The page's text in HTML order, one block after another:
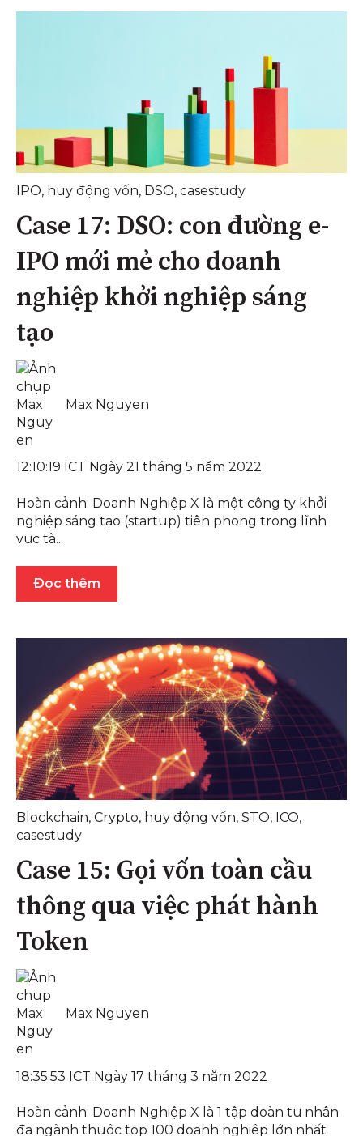
IPO, huy động vốn, DSO, casestudy
Case 17: DSO: con đường e-
IPO mới mẻ cho doanh
nghiệp khởi nghiệp sáng
tạo
Max Nguyen
12:10:19 ICT Ngày 21 tháng 5 năm 2022
Hoàn cảnh: Doanh Nghiệp X là một công ty khởi
nghiệp sáng tạo (startup) tiên phong trong lĩnh
vực tà...
Đọc thêm
Blockchain, Crypto, huy động vốn, STO, ICO,
casestudy
Case 15: Gọi vốn toàn cầu
thông qua việc phát hành
Token
Max Nguyen
18:35:53 ICT Ngày 17 tháng 3 năm 2022
Hoàn cảnh: Doanh Nghiệp X là 1 tập đoàn tư nhân
đa ngành thuộc top 100 doanh nghiệp lớn nhất